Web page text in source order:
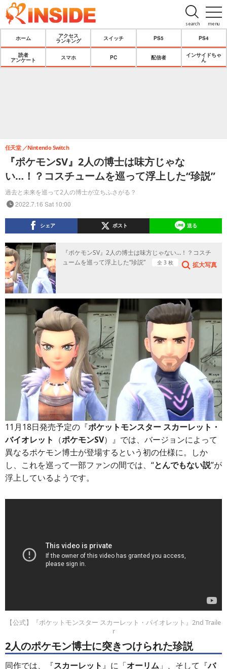
menu
search
ホーム
アクセス
ランキング
スイッチ PS5 PS4
読者
アンケート
スマホ PC 配信者
インサイドちゃ
ん
『ポケモンSV』2人の博士は味方じゃな
い…！？コスチュームを巡って浮上した“珍説”
過去と未来を巡って2人の博士が立ちふさがる？
任天堂 Nintendo Switch
2022.7.16 Sat 10:00
シェア ポスト 送る
『ポケモンSV』2人の博士は味方じゃない…！？コスチ
ュームを巡って浮上した“珍説”
全 3 枚 拡大写真
11月18日発売予定の『ポケットモンスター スカーレット・
バイオレット （ポケモンSV）』では、バージョンによって
異なるポケモン博士が登場するという初の仕様に。しか
し、これを巡って一部ファンの間では、“とんでもない説”が
浮上しているようです。
【公式】『ポケットモンスター スカーレット・バイオレット』2nd Traile
r
2人のポケモン博士に突きつけられた珍説
同作では、『スカーレット 』に「オーリム 」、そして『バ